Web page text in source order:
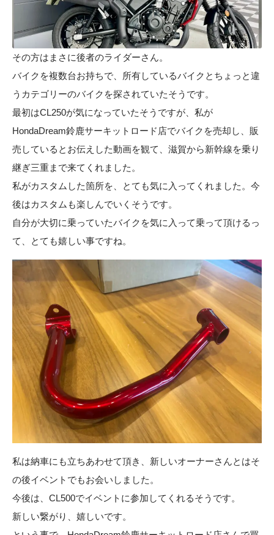
その方はまさに後者のライダーさん。
バイクを複数台お持ちで、所有しているバイクとちょっと違
うカテゴリーのバイクを探されていたそうです。
最初はCL250が気になっていたそうですが、私が
HondaDream鈴鹿サーキットロード店でバイクを売却し、販
売しているとお伝えした動画を観て、滋賀から新幹線を乗り
継ぎ三重まで来てくれました。
私がカスタムした箇所を、とても気に入ってくれました。今
後はカスタムも楽しんでいくそうです。
自分が大切に乗っていたバイクを気に入って乗って頂けるっ
て、とても嬉しい事ですね。
私は納車にも立ちあわせて頂き、新しいオーナーさんとはそ
の後イベントでもお会いしました。
今後は、CL500でイベントに参加してくれるそうです。
新しい繋がり、嬉しいです。